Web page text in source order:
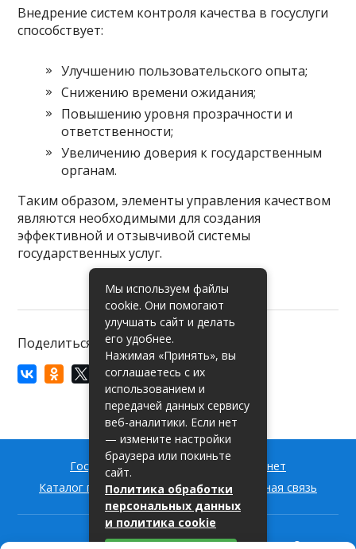
Внедрение систем контроля качества в госуслуги
способствует:
Улучшению пользовательского опыта;
Снижению времени ожидания;
Повышению уровня прозрачности и
ответственности;
Увеличению доверия к государственным
органам.
Таким образом, элементы управления качеством
являются необходимыми для создания
эффективной и отзывчивой системы
государственных услуг.
Поделиться:
Госуслуги РФ — вход в личный кабинет
Каталог государственных услуг
Обратная связь
Пишем про государственные услуги для россиян© 2026
Мы используем файлы
cookie. Они помогают
улучшать сайт и делать
его удобнее.
Нажимая «Принять», вы
соглашаетесь с их
использованием и
передачей данных сервису
веб-аналитики. Если нет
— измените настройки
браузера или покиньте
сайт.
Политика обработки
персональных данных
и политика cookie